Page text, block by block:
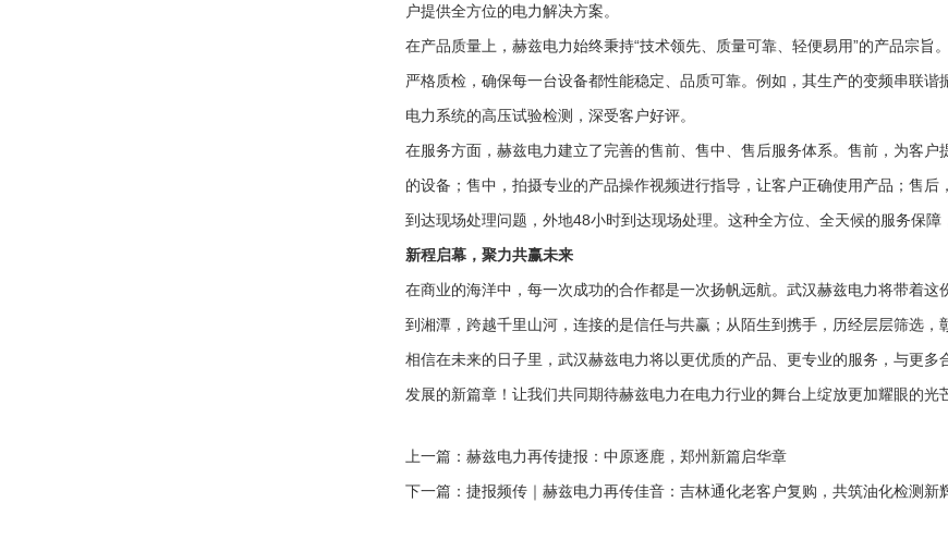
户提供全方位的电力解决方案。
在产品质量上，赫兹电力始终秉持“技术领先、质量可靠、轻便易用”的产品宗
严格质检，确保每一台设备都性能稳定、品质可靠。例如，其生产的变频串联
电力系统的高压试验检测，深受客户好评。
在服务方面，赫兹电力建立了完善的售前、售中、售后服务体系。售前，为客
的设备；售中，拍摄专业的产品操作视频进行指导，让客户正确使用产品；售
到达现场处理问题，外地48小时到达现场处理。这种全方位、全天候的服务保障
新程启幕，聚力共赢未来
在商业的海洋中，每一次成功的合作都是一次扬帆远航。武汉赫兹电力将带着
到湘潭，跨越千里山河，连接的是信任与共赢；从陌生到携手，历经层层筛选，
相信在未来的日子里，武汉赫兹电力将以更优质的产品、更专业的服务，与更
发展的新篇章！让我们共同期待赫兹电力在电力行业的舞台上绽放更加耀眼的光
上一篇： 赫兹电力再传捷报：中原逐鹿，郑州新篇启华章
下一篇： 捷报频传｜赫兹电力再传佳音：吉林通化老客户复购，共筑油化检测新